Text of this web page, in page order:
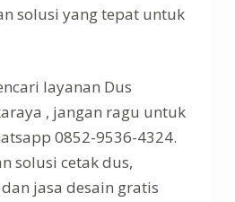
solusi yang tepat untuk
layanan Dus
, jangan ragu untuk
0852-9536-4324.
solusi cetak dus,
jasa desain gratis